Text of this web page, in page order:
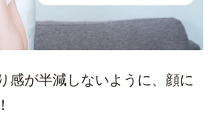
感が半減しないように、顔に